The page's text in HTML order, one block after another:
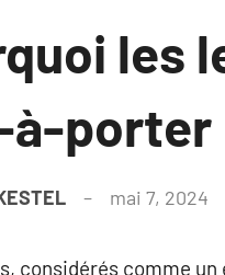
les
à-porter
mai 7, 2024
considérés comme